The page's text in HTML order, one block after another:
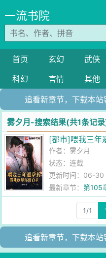
一流书院
首页 玄幻 武侠
科幻
言情 其他
追看新章节，下载本
雾夕月-搜索结果(共1条记
[都市]喂我三年
作者：雾夕月
状态：连载
更新时间：06-
最新章节：第105
1/1
追看新章节，下载本